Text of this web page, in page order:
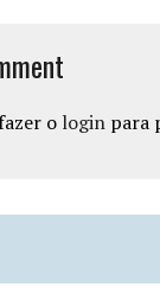
o loginpara